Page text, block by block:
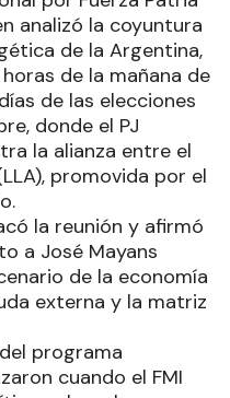
analizó la coyuntura
de la Argentina,
de la mañana de
de las elecciones
donde el PJ
la alianza entre el
promovida por el
la reunión y afirmó
a José Mayans
de la economía
externa y la matriz
programa
cuando el FMI